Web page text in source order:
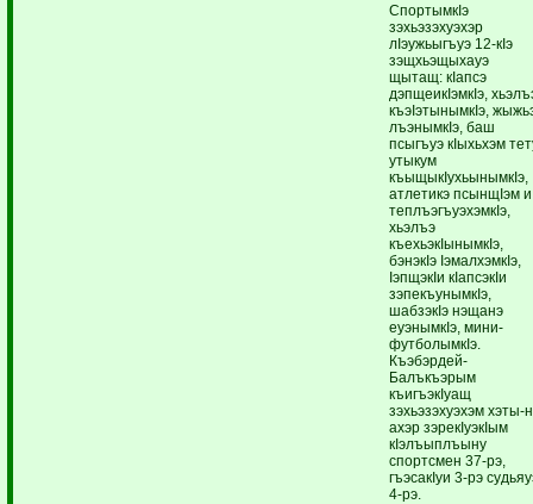
СпортымкIэ
зэхьэзэхуэхэр
лIэужьыгъуэ 12-кIэ
зэщхьэщыхауэ
щытащ: кIапсэ
дэпщеикIэмкIэ,
къэIэтынымкIэ,
лъэнымкIэ, баш
псыгъуэ кIыхьхэм
утыкум
къыщыкIухьынымкIэ,
атлетикэ псынщIэм и
теплъэгъуэхэмкIэ,
хьэлъэ
къехьэкIынымкIэ,
бэнэкIэ IэмалхэмкIэ,
IэпщэкIи кIапсэкIи
зэпекъунымкIэ,
шабзэкIэ нэщанэ
еуэнымкIэ, мини-
футболымкIэ.
Къэбэрдей-
Балъкъэрым
къигъэкIуащ
зэхьэзэхуэхэм хэты-
ахэр зэрекIуэкIым
кIэлъыплъыну
спортсмен 37-рэ,
гъэсакIуи 3-рэ
4-рэ.